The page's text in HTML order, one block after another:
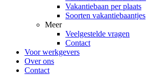
Vakantiebaan per plaats
Soorten vakantiebaantjes
Meer
Veelgestelde vragen
Contact
Voor werkgevers
Over ons
Contact